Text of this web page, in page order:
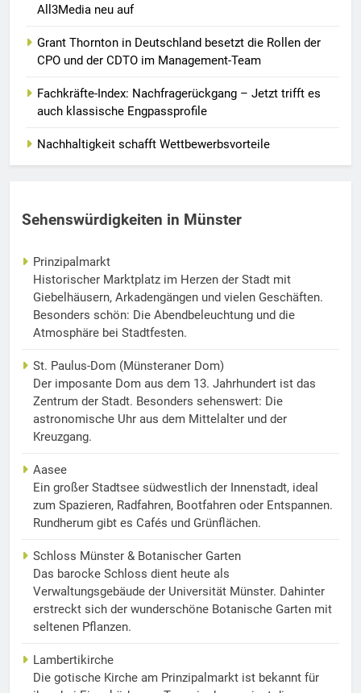
All3Media neu auf
Grant Thornton in Deutschland besetzt die Rollen der
CPO und der CDTO im Management-Team
Fachkräfte-Index: Nachfragerückgang – Jetzt trifft es
auch klassische Engpassprofile
Nachhaltigkeit schafft Wettbewerbsvorteile
Sehenswürdigkeiten in Münster
Prinzipalmarkt
Historischer Marktplatz im Herzen der Stadt mit
Giebelhäusern, Arkadengängen und vielen Geschäften.
Besonders schön: Die Abendbeleuchtung und die
Atmosphäre bei Stadtfesten.
St. Paulus-Dom (Münsteraner Dom)
Der imposante Dom aus dem 13. Jahrhundert ist das
Zentrum der Stadt. Besonders sehenswert: Die
astronomische Uhr aus dem Mittelalter und der
Kreuzgang.
Aasee
Ein großer Stadtsee südwestlich der Innenstadt, ideal
zum Spazieren, Radfahren, Bootfahren oder Entspannen.
Rundherum gibt es Cafés und Grünflächen.
Schloss Münster & Botanischer Garten
Das barocke Schloss dient heute als
Verwaltungsgebäude der Universität Münster. Dahinter
erstreckt sich der wunderschöne Botanische Garten mit
seltenen Pflanzen.
Lambertikirche
Die gotische Kirche am Prinzipalmarkt ist bekannt für